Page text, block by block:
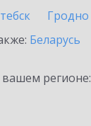
Гродно
Беларусь
регионе: